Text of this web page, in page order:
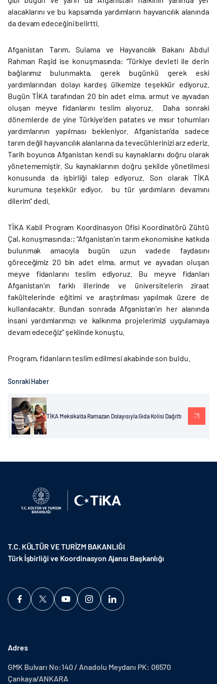
alacaklarını ve bu kapsamda yardımların hayvancılık alanında
da devam edeceğini belirtti.
Afganistan Tarım, Sulama ve Hayvancılık Bakanı Abdul
Rahman Raşid ise konuşmasında: “Türkiye devleti ile derin
bağlarımız bulunmakta, gerek bugünkü gerek eski
yardımlarından dolayı kardeş ülkemize teşekkür ediyoruz.
Bugün TİKA tarafından 20 bin adet elma, armut ve ayvadan
oluşan meyve fidanlarını teslim alıyoruz. Daha sonraki
dönemlerde de yine Türkiye’den patates ve mısır tohumları
yardımlarının yapılması bekleniyor. Afganistan’da sadece
tarım değil hayvancılık alanlarına da tevecühlerinizi arz ederiz.
Tarih boyunca Afganistan kendi su kaynaklarını doğru olarak
yönetememiştir. Su kaynaklarının doğru şekilde yönetilmesi
konusunda da işbirliği talep ediyoruz. Son olarak TİKA
kurumuna teşekkür ediyor, bu tür yardımların devamını
dilerim” dedi.
TİKA Kabil Program Koordinasyon Ofisi Koordinatörü Zühtü
Çal, konuşmasında:; “Afganistan’ın tarım ekonomisine katkıda
bulunmak amacıyla bugün uzun vadede faydasını
göreceğimiz 20 bin adet elma, armut ve ayvadan oluşan
meyve fidanlarını teslim ediyoruz. Bu meyve fidanları
Afganistan’ın farklı illerinde ve üniversitelerin ziraat
fakültelerinde eğitimi ve araştırılması yapılmak üzere de
kullanılacaktır. Bundan sonrada Afganistan’ın her alanında
insani yardımlarımızı ve kalkınma projelerimizi uygulamaya
devam edeceğiz” şeklinde konuştu.
Program, fidanların teslim edilmesi akabinde son buldu.
Sonraki Haber
TİKA Meksika’da Ramazan Dolayısıyla Gıda Kolisi Dağıttı
T.C. KÜLTÜR VE TURİZM BAKANLIĞI
Türk İşbirliği ve Koordinasyon Ajansı Başkanlığı
Adres
GMK Bulvarı No:140 / Anadolu Meydanı PK: 06570
Çankaya/ANKARA